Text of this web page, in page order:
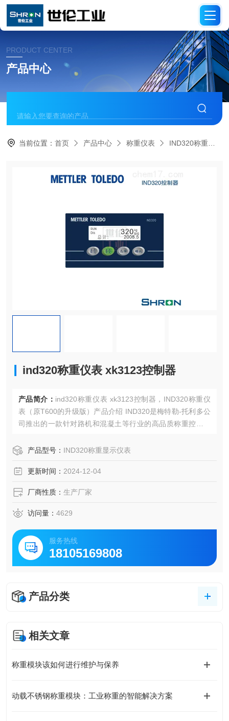
PRODUCT CENTER
产品中心
当前位置：首页 产品中心 称重仪表 IND320称重仪表
ind320称重仪表 xk3123控制器
产品简介： ind320称重仪表 xk3123控制器，IND320称重仪
表（原T600的升级版）产品介绍 IND320是梅特勒-托利多公
司推出的一款针对路机和混凝土等行业的高品质称重控制终
面升级。IND320广泛应用于路机、配料、食品等工业领域。
产品型号： IND320称重显示仪表
更新时间： 2024-12-04
厂商性质： 生产厂家
访问量： 4629
服务热线
18105169808
产品分类
相关文章
称重模块该如何进行维护与保养
动载不锈钢称重模块：工业称重的智能解决方案